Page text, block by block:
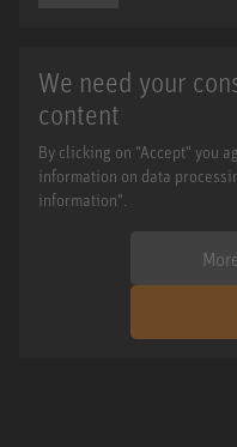
We need your
content
By clicking on "Accept" you
information on data
information".